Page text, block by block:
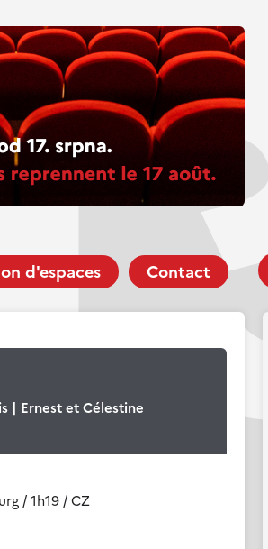
d'espaces Contact
| Ernest et Célestine
/ 1h19 / CZ